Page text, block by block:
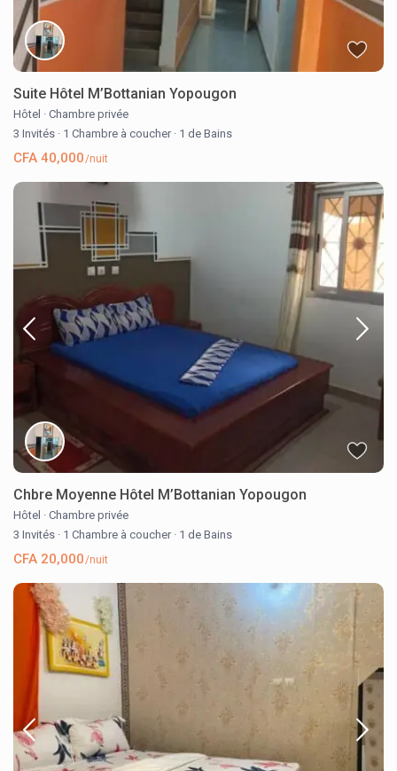
Suite Hôtel M’Bottanian Yopougon
Hôtel · Chambre privée
3 Invités · 1 Chambre à coucher · 1 de Bains
CFA 40,000/nuit
Chbre Moyenne Hôtel M’Bottanian Yopougon
Hôtel · Chambre privée
3 Invités · 1 Chambre à coucher · 1 de Bains
CFA 20,000/nuit